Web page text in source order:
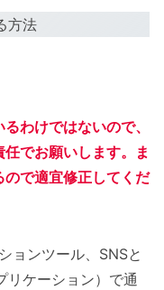
方法
わけではないので、
でお願いします。ま
で適宜修正してくだ
ョンツール、SNSと
リケーション）で通